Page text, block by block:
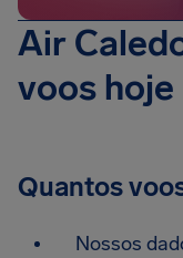
Air
voos hoje
Quantos
Nossos